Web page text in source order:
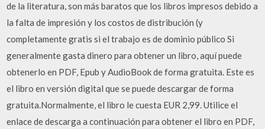
de la literatura, son más baratos que los libros impresos debido a
la falta de impresión y los costos de distribución (y
completamente gratis si el trabajo es de dominio público Si
generalmente gasta dinero para obtener un libro, aquí puede
obtenerlo en PDF, Epub y AudioBook de forma gratuita. Este es
el libro en versión digital que se puede descargar de forma
gratuita.Normalmente, el libro le cuesta EUR 2,99. Utilice el
enlace de descarga a continuación para obtener el libro en PDF,